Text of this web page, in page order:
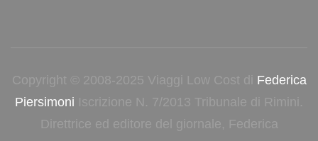
Copyright © 2008-2025 Viaggi Low Cost di Federica
Piersimoni Iscrizione N. 7/2013 Tribunale di Rimini.
Direttrice ed editore del giornale, Federica